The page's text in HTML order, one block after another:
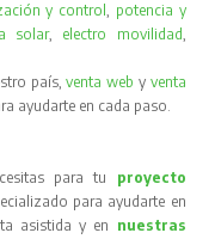
y control, potencia y
solar, electro movilidad,
país,venta web y venta
ayudarte en cada paso.
para tu proyecto
para ayudarte en
asistida y en nuestras